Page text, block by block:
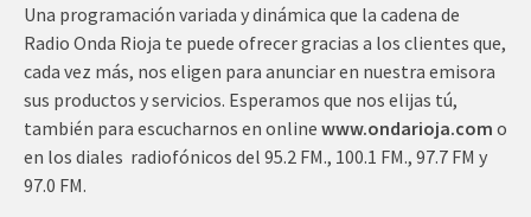
Una programación variada y dinámica que la cadena de
Radio Onda Rioja te puede ofrecer gracias a los clientes que,
cada vez más, nos eligen para anunciar en nuestra emisora
sus productos y servicios. Esperamos que nos elijas tú,
también para escucharnos en online www.ondarioja.com o
en los diales radiofónicos del 95.2 FM., 100.1 FM., 97.7 FM y
97.0 FM.